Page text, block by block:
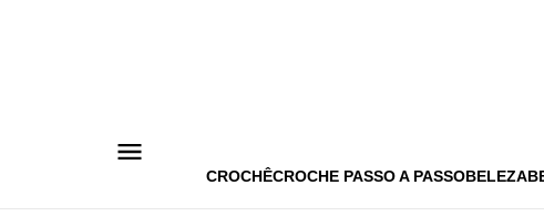
CROCHÊCROCHE PASSO A PASSOBELEZA